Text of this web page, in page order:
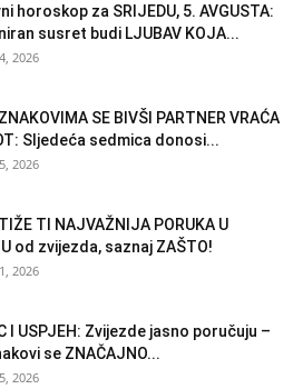
horoskop za SRIJEDU, 5. AVGUSTA:
susret budi LJUBAV KOJA...
2026
SE BIVŠI PARTNER VRAĆA
Sljedeća sedmica donosi...
2026
TI NAJVAŽNIJA PORUKA U
od zvijezda, saznaj ZAŠTO!
2026
I USPJEH: Zvijezde jasno poručuju –
se ZNAČAJNO...
2026